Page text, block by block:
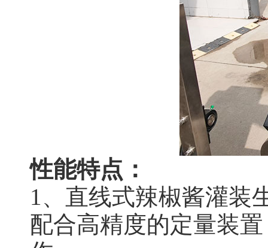
性能特点：
1、直线式辣椒酱灌装
配合高精度的定量装